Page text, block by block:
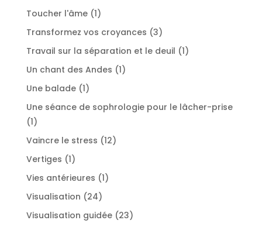
produit
Toucher l'âme 11
produit
Transformez vos croyances 33
produits
Travail sur la séparation et le deuil 11
Un chant des Andes 11
Une balade 11
produit
Une séance de sophrologie pour le lâcher-prise
11
produit
Vaincre le stress 1212
Vertiges 11
produit
Vies antérieures 11
Visualisation 2424
produits
Visualisation guidée 2323